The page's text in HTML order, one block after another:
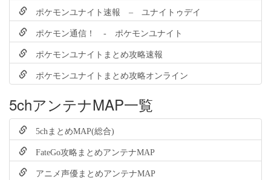
ポケモンユナイト速報 – ユナイトゥデイ
ポケモン通信！ - ポケモンユナイト
ポケモンユナイトまとめ攻略速報
ポケモンユナイトまとめ攻略オンライン
5chアンテナMAP一覧
5chまとめMAP(総合)
FateGo攻略まとめアンテナMAP
アニメ声優まとめアンテナMAP